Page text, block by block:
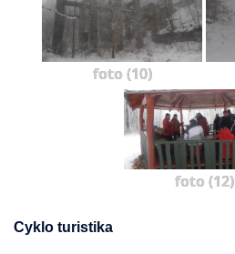
foto (10)
foto (12)
Cyklo turistika